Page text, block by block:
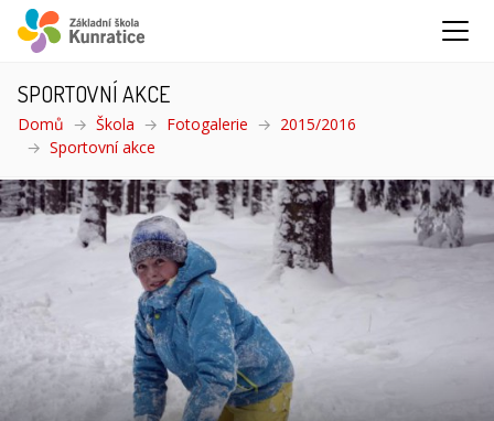
SPORTOVNÍ AKCE
Domů Škola Fotogalerie
2015/2016
Sportovní akce